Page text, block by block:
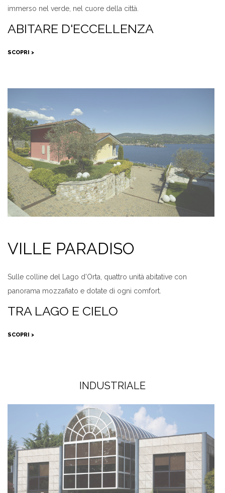
immerso nel verde, nel cuore della città.
ABITARE D'ECCELLENZA
SCOPRI >
VILLE PARADISO
Sulle colline del Lago d’Orta, quattro unità abitative con
panorama mozzafiato e dotate di ogni comfort.
TRA LAGO E CIELO
SCOPRI >
INDUSTRIALE